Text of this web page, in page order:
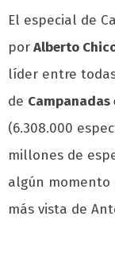
El especial de
porAlberto
líder entre
de Campanadas
(6.308.000
millones de
algún momento
más vista de